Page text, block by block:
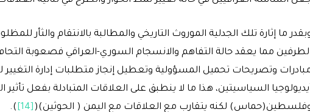
ما إثارة تلك الجدلية الموروث التاريخي والمطالبة بالانتقام والثأر
مما يعقد حالة التفاهم والانسجام السوري-العراقي فصعوبة
وتصريحات تحميل المسؤولية وتعطيل إنجاز متطلبات إدارة التغيير
السياسيتين، هذا ما لا ينطبق على العلاقات المتبادلة بفعل
لكنه يتقارب مع العلاقات مع اليمن ( الحوثين)( [14]
).